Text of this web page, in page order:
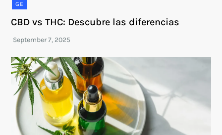
GE
CBD vs THC: Descubre las diferencias